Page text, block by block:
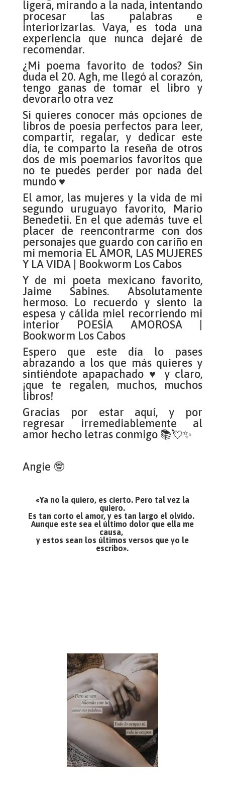
ligera, mirando a la nada, intentando
procesar las palabras e
interiorizarlas. Vaya, es toda una
experiencia que nunca dejaré de
recomendar.
¿Mi poema favorito de todos? Sin
duda el 20. Agh, me llegó al corazón,
tengo ganas de tomar el libro y
devorarlo otra vez
Si quieres conocer más opciones de
libros de poesía perfectos para leer,
compartir, regalar, y dedicar este
día, te comparto la reseña de otros
dos de mis poemarios favoritos que
no te puedes perder por nada del
mundo ♥
El amor, las mujeres y la vida de mi
segundo uruguayo favorito, Mario
Benedetii. En el que además tuve el
placer de reencontrarme con dos
personajes que guardo con cariño en
mi memoria EL AMOR, LAS MUJERES
Y LA VIDA | Bookworm Los Cabos
Y de mi poeta mexicano favorito,
Jaime Sabines. Absolutamente
hermoso. Lo recuerdo y siento la
espesa y cálida miel recorriendo mi
interior POESÍA AMOROSA |
Bookworm Los Cabos
Espero que este día lo pases
abrazando a los que más quieres y
sintiéndote apapachado ♥ y claro,
¡que te regalen, muchos, muchos
libros!
Gracias por estar aquí, y por
regresar irremediablemente al
amor hecho letras conmigo 📚💘✨
Angie 🤓
«Ya no la quiero, es cierto. Pero tal vez la
quiero.
Es tan corto el amor, y es tan largo el olvido.
Aunque este sea el último dolor que ella me
causa,
y estos sean los últimos versos que yo le
escribo».